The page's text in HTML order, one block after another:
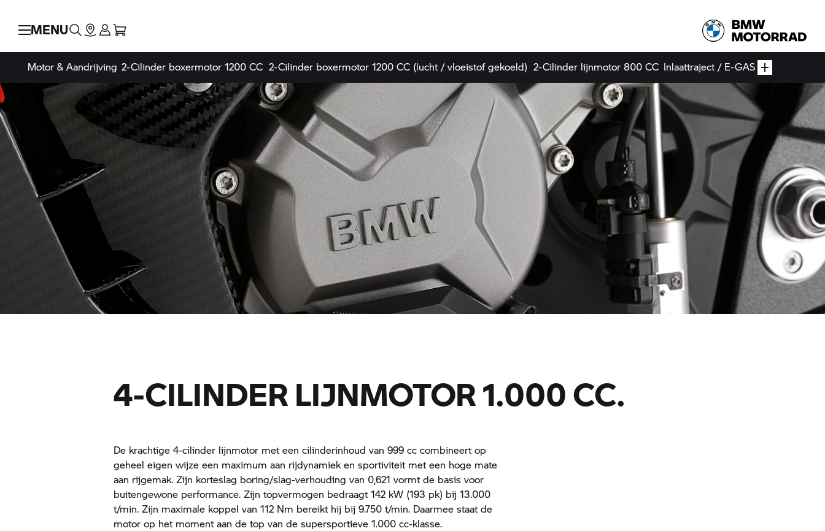
MENU
Motor & Aandrijving 2-Cilinder boxermotor 1200 CC 2-Cilinder boxermotor 1200 CC (lucht / vloeistof gekoeld) 2-Cilinder lijnmotor 800 CC Inlaattraject / E-GAS
4-CILINDER LIJNMOTOR 1.000 CC.
De krachtige 4-cilinder lijnmotor met een cilinderinhoud van 999 cc combineert op
geheel eigen wijze een maximum aan rijdynamiek en sportiviteit met een hoge mate
aan rijgemak. Zijn korteslag boring/slag-verhouding van 0,621 vormt de basis voor
buitengewone performance. Zijn topvermogen bedraagt 142 kW (193 pk) bij 13.000
t/min. Zijn maximale koppel van 112 Nm bereikt hij bij 9.750 t/min. Daarmee staat de
motor op het moment aan de top van de supersportieve 1.000 cc-klasse.